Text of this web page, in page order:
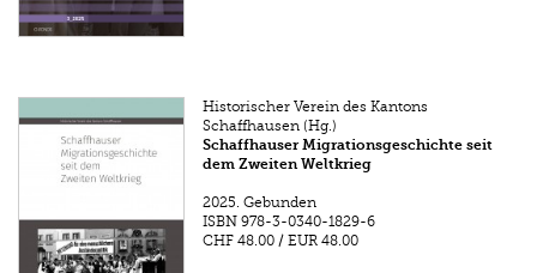
Historischer Verein des Kantons
Schaffhausen (Hg.)
Schaffhauser Migrationsgeschichte seit
dem Zweiten Weltkrieg
2025. Gebunden
ISBN 978-3-0340-1829-6
CHF 48.00 /EUR 48.00